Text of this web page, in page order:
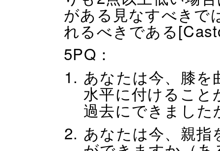
がある見なすべきで
れるべきである
5PQ：
あなたは今、膝
水平に付けるこ
過去にできました
あなたは今、親